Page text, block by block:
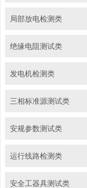
局部放电检测类
绝缘电阻测试类
发电机检测类
三相标准源测试类
安规参数测试类
运行线路检测类
安全工器具测试类